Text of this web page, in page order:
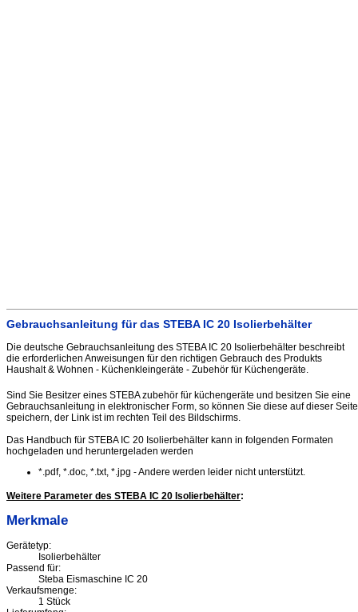
Gebrauchsanleitung für das STEBA IC 20 Isolierbehälter
Die deutsche Gebrauchsanleitung des STEBA IC 20 Isolierbehälter beschreibt
die erforderlichen Anweisungen für den richtigen Gebrauch des Produkts
Haushalt & Wohnen - Küchenkleingeräte - Zubehör für Küchengeräte.
Sind Sie Besitzer eines STEBA zubehör für küchengeräte und besitzen Sie eine
Gebrauchsanleitung in elektronischer Form, so können Sie diese auf dieser Seite
speichern, der Link ist im rechten Teil des Bildschirms.
Das Handbuch für STEBA IC 20 Isolierbehälter kann in folgenden Formaten
hochgeladen und heruntergeladen werden
*.pdf, *.doc, *.txt, *.jpg - Andere werden leider nicht unterstützt.
Weitere Parameter des STEBA IC 20 Isolierbehälter:
Merkmale
Gerätetyp:
Isolierbehälter
Passend für:
Steba Eismaschine IC 20
Verkaufsmenge:
1 Stück